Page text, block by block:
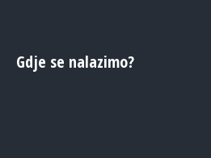
Gdje se nalazimo?